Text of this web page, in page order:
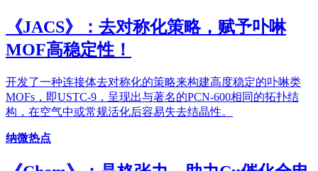
《JACS》：去对称化策略，赋予卟啉
MOF高稳定性！
开发了一种连接体去对称化的策略来构建高度稳定的卟啉类
MOFs，即USTC-9，呈现出与著名的PCN-600相同的拓扑结
构，在空气中或常规活化后容易失去结晶性。
纳微热点